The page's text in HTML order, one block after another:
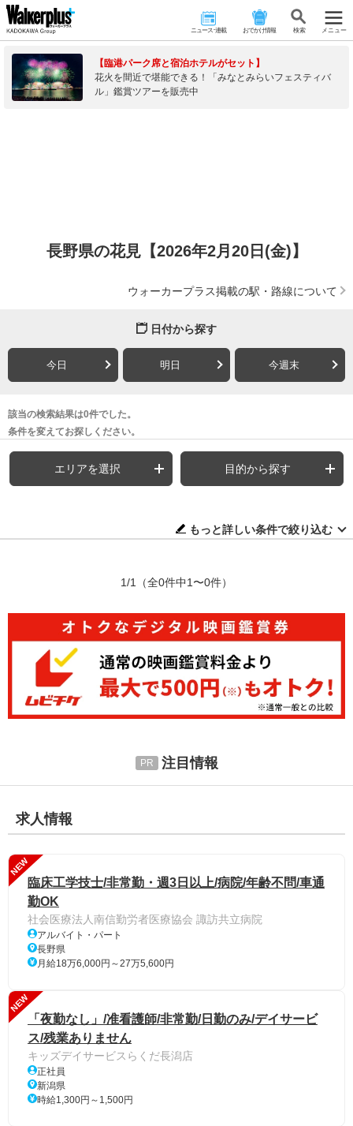
ニュース･連載 おでかけ情報 検 索 メニュー
【臨港パーク席と宿泊ホテルがセット】
花火を間近で堪能できる！「みなとみらいフェスティバ
ル」鑑賞ツアーを販売中
長野県の花見【2026年2月20日(金)】
ウォーカープラス掲載の駅・路線について
日付から探す
今日 明日 今週末
該当の検索結果は0件でした。
条件を変えてお探しください。
エリアを選択 目的から探す
もっと詳しい条件で絞り込む
1/1 （全0件中1〜0件）
注目情報
求人情報
NEW
臨床工学技士/非常勤・週3日以上/病院/年齢不問/車通
勤OK
社会医療法人南信勤労者医療協会 諏訪共立病院
アルバイト・パート
長野県
月給18万6,000円～27万5,600円
NEW
「夜勤なし」/准看護師/非常勤/日勤のみ/デイサービ
ス/残業ありません
キッズデイサービスらくだ長潟店
正社員
新潟県
時給1,300円～1,500円